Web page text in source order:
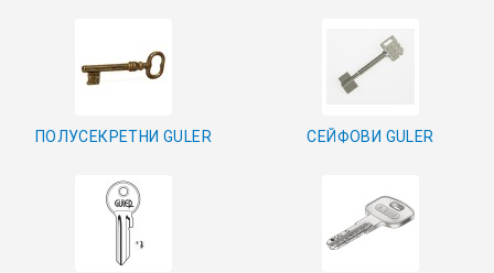
АВТОКЛЮЧАЛКИ И ЧАСТИ
ПОЛУСЕКРЕТНИ GULER СЕЙФОВИ GULER